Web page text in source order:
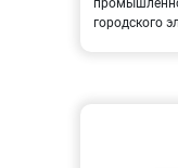
городского